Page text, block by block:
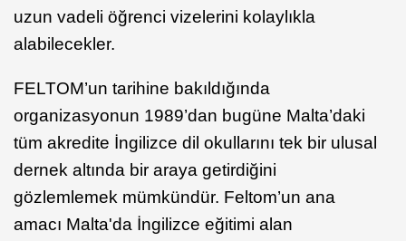
uzun vadeli öğrenci vizelerini kolaylıkla
alabilecekler.
FELTOM’un tarihine bakıldığında
organizasyonun 1989’dan bugüne Malta’daki
tüm akredite İngilizce dil okullarını tek bir ulusal
dernek altında bir araya getirdiğini
gözlemlemek mümkündür. Feltom’un ana
amacı Malta'da İngilizce eğitimi alan